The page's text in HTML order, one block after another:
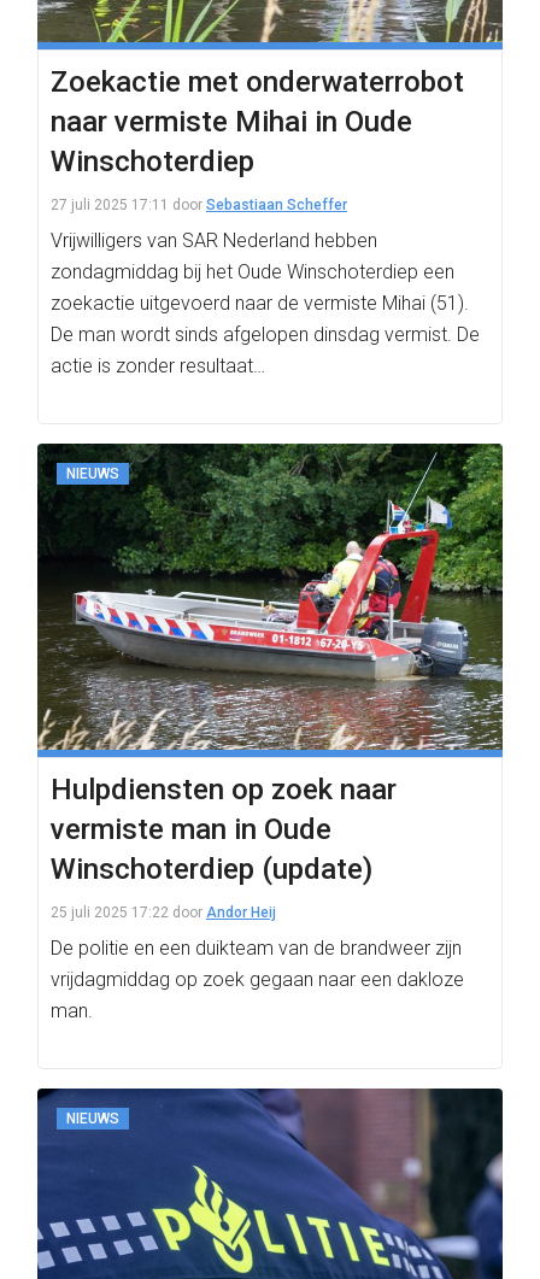
Zoekactie met onderwaterrobot
naar vermiste Mihai in Oude
Winschoterdiep
27 juli 2025 17:11 door Sebastiaan Scheffer
Vrijwilligers van SAR Nederland hebben
zondagmiddag bij het Oude Winschoterdiep een
zoekactie uitgevoerd naar de vermiste Mihai (51).
De man wordt sinds afgelopen dinsdag vermist. De
actie is zonder resultaat…
NIEUWS
Hulpdiensten op zoek naar
vermiste man in Oude
Winschoterdiep (update)
25 juli 2025 17:22 door Andor Heij
De politie en een duikteam van de brandweer zijn
vrijdagmiddag op zoek gegaan naar een dakloze
man.
NIEUWS